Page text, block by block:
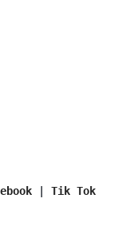
| Tik Tok